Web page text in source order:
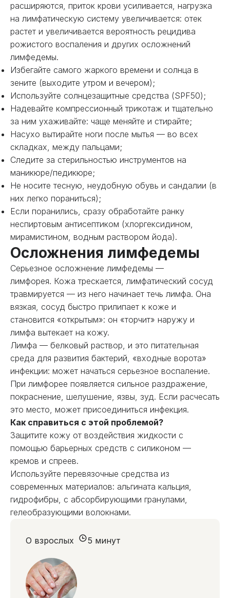
расширяются, приток крови усиливается, нагрузка
на лимфатическую систему увеличивается: отек
растет и увеличивается вероятность рецидива
рожистого воспаления и других осложнений
лимфедемы.
Избегайте самого жаркого времени и солнца в
зените (выходите утром и вечером);
Используйте солнцезащитные средства (SPF50);
Надевайте компрессионный трикотаж и тщательно
за ним ухаживайте: чаще меняйте и стирайте;
Насухо вытирайте ноги после мытья — во всех
складках, между пальцами;
Следите за стерильностью инструментов на
маникюре/педикюре;
Не носите тесную, неудобную обувь и сандалии (в
них легко пораниться);
Если поранились, сразу обработайте ранку
неспиртовым антисептиком (хлоргексидином,
мирамистином, водным раствором йода).
Осложнения лимфедемы
Серьезное осложнение лимфедемы —
лимфорея. Кожа трескается, лимфатический сосуд
травмируется — из него начинает течь лимфа. Она
вязкая, сосуд быстро прилипает к коже и
становится «открытым»: он «торчит» наружу и
лимфа вытекает на кожу.
Лимфа — белковый раствор, и это питательная
среда для развития бактерий, «входные ворота»
инфекции: может начаться серьезное воспаление.
При лимфорее появляется сильное раздражение,
покраснение, шелушение, язвы, зуд. Если расчесать
это место, может присоединиться инфекция.
Как справиться с этой проблемой?
Защитите кожу от воздействия жидкости с
помощью барьерных средств с силиконом —
кремов и спреев.
Используйте перевязочные средства из
современных материалов: альгината кальция,
гидрофибры, с абсорбирующими гранулами,
гелеобразующими волокнами.
О взрослых 5 минут